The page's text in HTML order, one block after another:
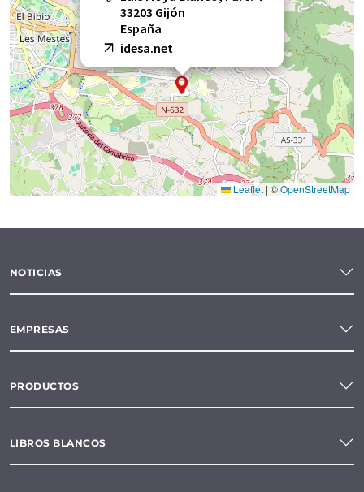
33203 Gijón
España
idesa.net
Leaflet | ©OpenStreetMap
NOTICIAS
EMPRESAS
PRODUCTOS
LIBROS BLANCOS